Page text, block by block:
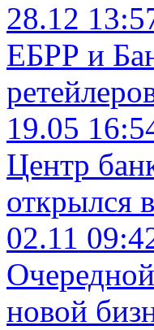
28.12
ЕБРР и
19.05
Центр
открылся
02.11
новой